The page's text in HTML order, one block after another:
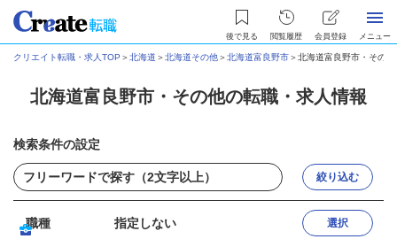
後で見る 閲覧履歴 会員登録 メニュー
クリエイト転職・求人TOP ＞北海道 ＞北海道その他＞北海道富良野市＞北海道富良野市・その
北海道富良野市・その他の転職・求人情報
検索条件の設定
絞り込む
職種 指定しない 選択